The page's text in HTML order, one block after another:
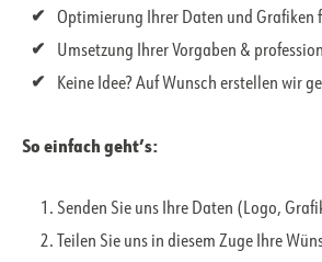
Optimierung Ihrer Daten und Grafiken
Umsetzung Ihrer Vorgaben &
Keine Idee? Auf Wunsch erstellen wir
So einfach geht’s:
Senden Sie uns Ihre Daten (Logo,
Teilen Sie uns in diesem Zuge Ihre